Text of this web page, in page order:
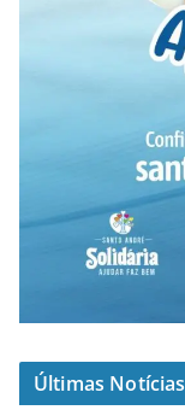
Últimas Notícias